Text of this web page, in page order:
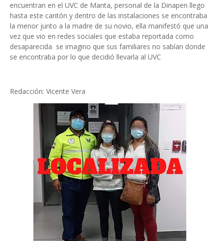
encuentran en el UVC de Manta, personal de la Dinapen llego
hasta este cantón y dentro de las instalaciones se encontraba
la menor junto a la madre de su novio, ella manifestó que una
vez que vio en redes sociales que estaba reportada como
desaparecida se imagino que sus familiares no sabían donde
se encontraba por lo que decidió llevarla al UVC
Redacción: Vicente Vera